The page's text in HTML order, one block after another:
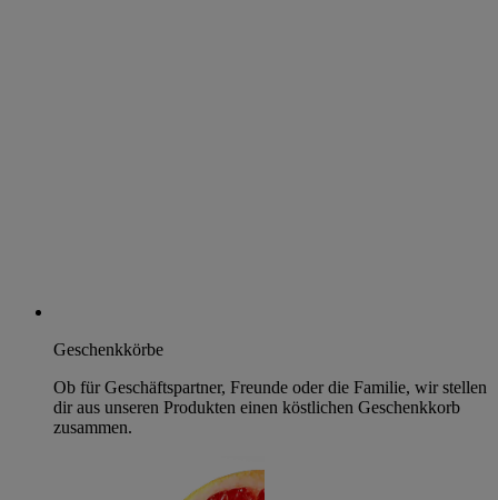
Geschenkkörbe
Ob für Geschäftspartner, Freunde oder die Familie, wir stellen
dir aus unseren Produkten einen köstlichen Geschenkkorb
zusammen.